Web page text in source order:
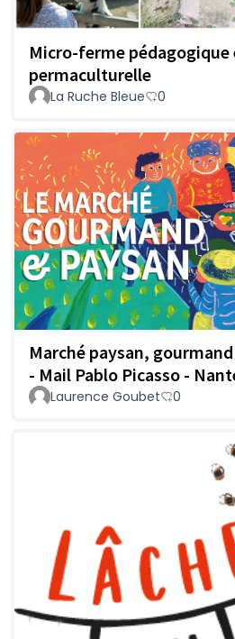
Micro-ferme pédagogique
permaculturelle
La Ruche Bleue 0
Marché paysan,
- Mail Pablo Picasso -
Laurence Goubet 0